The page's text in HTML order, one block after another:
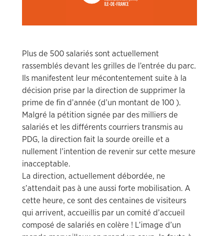
Plus de 500 salariés sont actuellement
rassemblés devant les grilles de l’entrée du parc.
Ils manifestent leur mécontentement suite à la
décision prise par la direction de supprimer la
prime de fin d’année (d’un montant de 100 ).
Malgré la pétition signée par des milliers de
salariés et les différents courriers transmis au
PDG, la direction fait la sourde oreille et a
nullement l’intention de revenir sur cette mesure
inacceptable.
La direction, actuellement débordée, ne
s’attendait pas à une aussi forte mobilisation. A
cette heure, ce sont des centaines de visiteurs
qui arrivent, accueillis par un comité d’accueil
composé de salariés en colère ! L’image d’un